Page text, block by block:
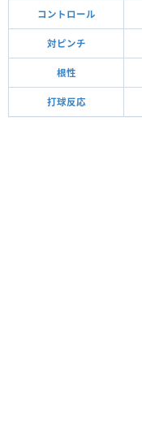
コントロール
対ピンチ
根性
打球反応